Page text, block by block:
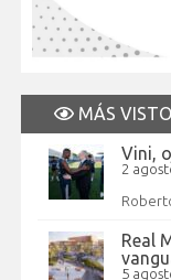
MÁS
Vini,
2
Real
5